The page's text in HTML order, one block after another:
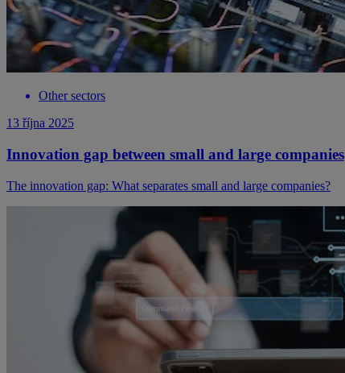
Other sectors
13 října 2025
Innovation gap between small and large companies
The innovation gap: What separates small and large companies?